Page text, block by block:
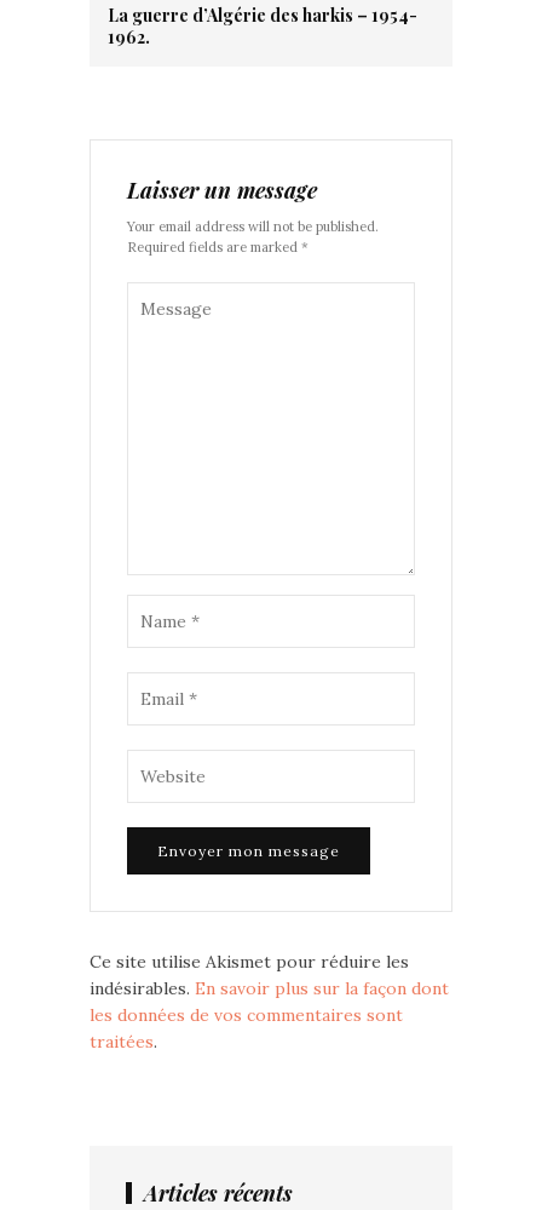
La guerre d’Algérie des harkis – 1954-
1962.
Laisser un message
Your email address will not be published.
Required fields are marked *
Ce site utilise Akismet pour réduire les
indésirables. En savoir plus sur la façon dont
les données de vos commentaires sont
traitées.
Articles récents